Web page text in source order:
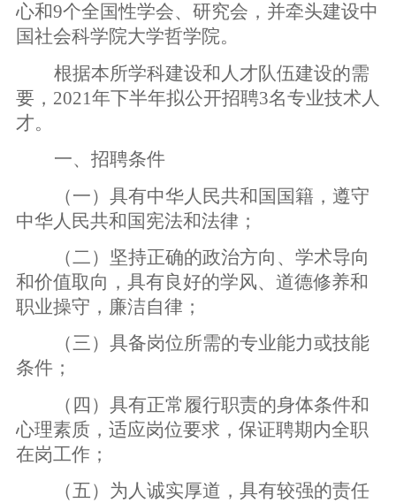
心和9个全国性学会、研究会，并牵头建设中
国社会科学院大学哲学院。
根据本所学科建设和人才队伍建设的需
要， 2021年下半年拟公开招聘3名专业技术人
才。
一、招聘条件
（一）具有中华人民共和国国籍，遵守
中华人民共和国宪法和法律；
（二）坚持正确的政治方向、学术导向
和价值取向，具有良好的学风、道德修养和
职业操守，廉洁自律；
（三）具备岗位所需的专业能力或技能
条件；
（四）具有正常履行职责的身体条件和
心理素质，适应岗位要求，保证聘期内全职
在岗工作；
（五）为人诚实厚道，具有较强的责任